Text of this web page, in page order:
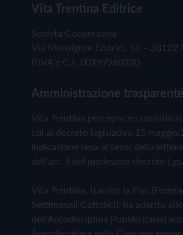
Vita Trentina Editrice
Società Cooperativa
Via Monsignor Endrici, 14 – 38122
P.IVA e C.F. 00199960220
Amministrazione trasparente
Vita Trentina percepisce i
cui al decreto legislativo 15 maggio
Indicazione resa ai sensi della
dell'art. 5 del medesimo decreto Lgs.
Vita Trentina, tramite la Fisc
Settimanali Cattolici), ha aderito
dell'Autodisciplina Pubblicitaria)